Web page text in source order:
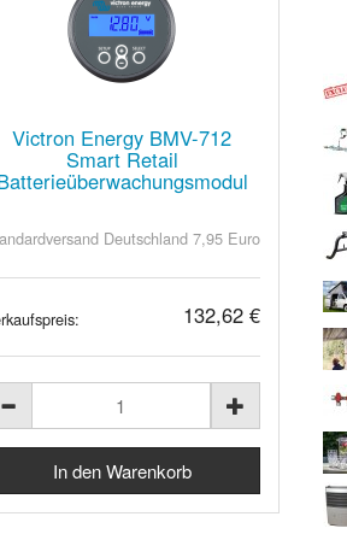
Victron Energy BMV-712
Smart Retail
Deutschland 7,95 Euro
132,62 €